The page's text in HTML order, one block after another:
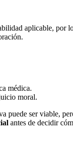
aplicable, por
médica.
moral.
puede ser viable,
antes de decidir